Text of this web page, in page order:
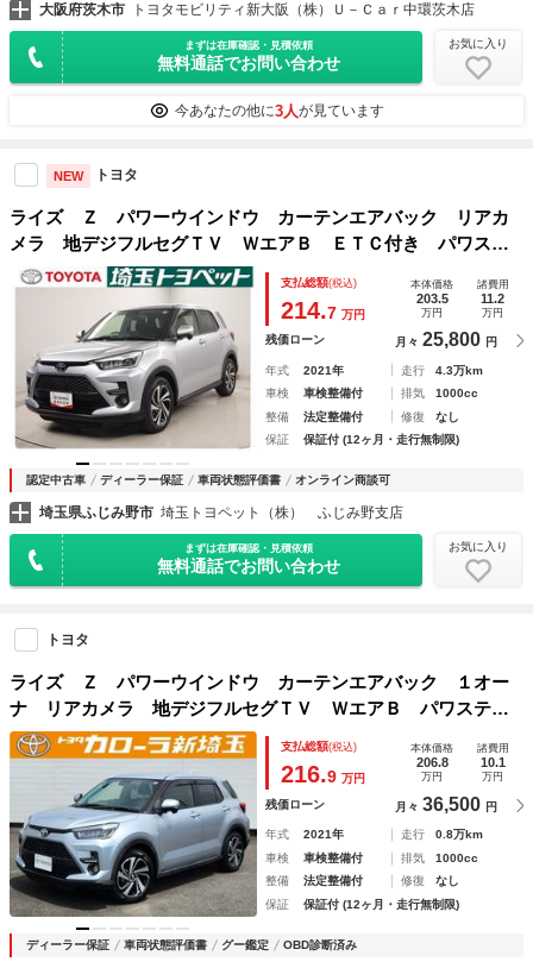
大阪府茨木市 トヨタモビリティ新大阪（株）Ｕ－Ｃａｒ中環茨木店
まずは在庫確認・見積依頼
無料通話でお問い合わせ
お気に入り
今あなたの他に3人が見ています
NEW トヨタ
ライズ Ｚ パワーウインドウ カーテンエアバック リアカ
メラ 地デジフルセグＴＶ ＷエアＢ ＥＴＣ付き パワス
テ スマートキー＆プッシュスタート ＥＳＣ アイドリング
ストップ機能 オートクルーズ 点検記録簿
支払総額(税込)
214.7 万円
本体価格
203.5
万円
諸費用
11.2
万円
残価ローン 月々 25,800 円
年式 2021年 走行
4.3万km
車検
車検整備付 排気
1000cc
整備
法定整備付 修復
なし
保証
保証付 (12ヶ月・走行無制限)
認定中古車 ディーラー保証 車両状態評価書 オンライン商談可
埼玉県ふじみ野市 埼玉トヨペット（株） ふじみ野支店
まずは在庫確認・見積依頼
無料通話でお問い合わせ
お気に入り
トヨタ
ライズ Ｚ パワーウインドウ カーテンエアバック １オー
ナ リアカメラ 地デジフルセグＴＶ ＷエアＢ パワステ
スマートキー＆プッシュスタート ＥＳＣ アイドリングスト
ップ機能 オートクルーズ ドライブレコーダ
支払総額(税込)
216.9 万円
本体価格
206.8
万円
諸費用
10.1
万円
残価ローン 月々 36,500 円
年式 2021年 走行
0.8万km
車検
車検整備付 排気
1000cc
整備
法定整備付 修復
なし
保証
保証付 (12ヶ月・走行無制限)
ディーラー保証 車両状態評価書 グー鑑定 OBD診断済み